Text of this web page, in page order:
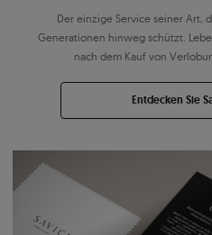
Der einzige Service seiner Art,
Generationen hinweg schützt.
nach dem Kauf von
Entdecken Sie